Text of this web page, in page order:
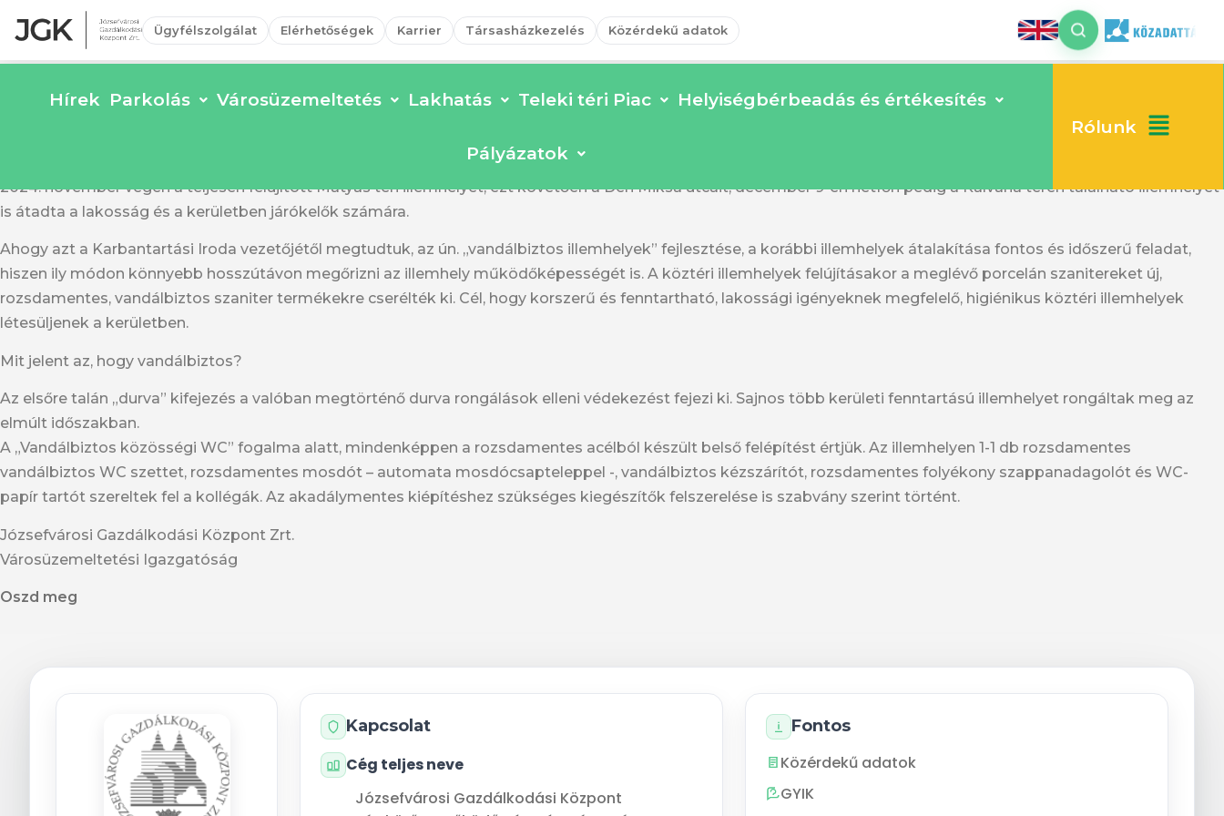
Ügyfélszolgálat Elérhetőségek Karrier Társasházkezelés Közérdekű adatok
Hírek Parkolás Városüzemeltetés Lakhatás Teleki téri Piac Helyiségbérbeadás és értékesítés
Pályázatok
Rólunk
Vandálbiztos közvécék a nyolcadik kerületben
JGK Zrt. Városüzemeltetési Igazgatósága három megújult illemhelyet adott át az elmúlt hetekben Józsefvárosban.
2024. november végén a teljesen felújított Mátyás téri illemhelyet, ezt követően a Déri Miksa utcait, december 9-én hétfőn pedig a Kálvária téren található illemhelyet
is átadta a lakosság és a kerületben járókelők számára.
Ahogy azt a Karbantartási Iroda vezetőjétől megtudtuk, az ún. „vandálbiztos illemhelyek” fejlesztése, a korábbi illemhelyek átalakítása fontos és időszerű feladat,
hiszen ily módon könnyebb hosszútávon megőrizni az illemhely működőképességét is. A köztéri illemhelyek felújításakor a meglévő porcelán szanitereket új,
rozsdamentes, vandálbiztos szaniter termékekre cserélték ki. Cél, hogy korszerű és fenntartható, lakossági igényeknek megfelelő, higiénikus köztéri illemhelyek
létesüljenek a kerületben.
Mit jelent az, hogy vandálbiztos?
Az elsőre talán „durva” kifejezés a valóban megtörténő durva rongálások elleni védekezést fejezi ki. Sajnos több kerületi fenntartású illemhelyet rongáltak meg az
elmúlt időszakban.
A „Vandálbiztos közösségi WC” fogalma alatt, mindenképpen a rozsdamentes acélból készült belső felépítést értjük. Az illemhelyen 1-1 db rozsdamentes
vandálbiztos WC szettet, rozsdamentes mosdót – automata mosdócsapteleppel -, vandálbiztos kézszárítót, rozsdamentes folyékony szappanadagolót és WC-
papír tartót szereltek fel a kollégák. Az akadálymentes kiépítéshez szükséges kiegészítők felszerelése is szabvány szerint történt.
Józsefvárosi Gazdálkodási Központ Zrt.
Városüzemeltetési Igazgatóság
Oszd meg
Kapcsolat
Cég teljes neve
Józsefvárosi Gazdálkodási Központ
Fontos
Közérdekű adatok
GYIK